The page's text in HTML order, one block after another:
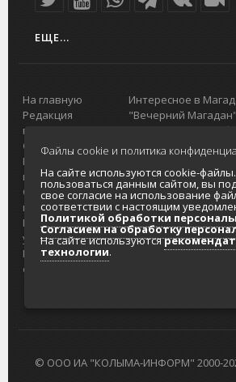
ЕЩЕ...
На главную
Редакция
портала
О проекте
Реклама на
портале
Отзывы и
предложения
Интернет-
услуги
Разработка
сайтов
Интересное в
"Вечерний Магадан"
Городская доска
Реклама
Главный
Колымы
Политика в
персональных
Согласие на
данных
© ООО ИА "КОЛЫМА-ИНФОРМ" 2000-
Файлы cookie и политика
На сайте используются cookie-
пользоваться данным сайтом, вы
свое согласие на использование
соответствии с настоящим
Политикой обработки
Согласием на обработку
На сайте используются
технологии.